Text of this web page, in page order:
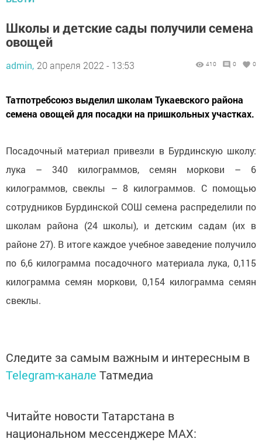
Школы и детские сады получили семена
овощей
admin, 20 апреля 2022 - 13:53 410 0 0
Татпотребсоюз выделил школам Тукаевского района
семена овощей для посадки на пришкольных участках.
Посадочный материал привезли в Бурдинскую школу:
лука – 340 килограммов, семян моркови – 6
килограммов, свеклы – 8 килограммов. С помощью
сотрудников Бурдинской СОШ семена распределили по
школам района (24 школы), и детским садам (их в
районе 27). В итоге каждое учебное заведение получило
по 6,6 килограмма посадочного материала лука, 0,115
килограмма семян моркови, 0,154 килограмма семян
свеклы.
Следите за самым важным и интересным в
Telegram-канале Татмедиа
Читайте новости Татарстана в
национальном мессенджере MАХ: